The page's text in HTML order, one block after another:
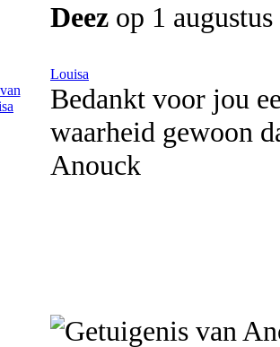
Deez op 1
Louisa
Bedankt voor jou
waarheid gewoon
Anouck